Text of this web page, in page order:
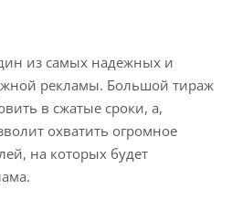
из самых надежных и
рекламы. Большой тираж
в сжатые сроки, а,
охватить огромное
на которых будет